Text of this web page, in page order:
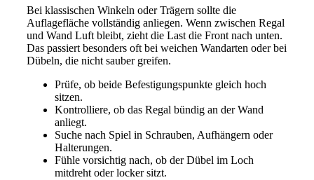
Bei klassischen Winkeln oder Trägern sollte die
Auflagefläche vollständig anliegen. Wenn zwischen Regal
und Wand Luft bleibt, zieht die Last die Front nach unten.
Das passiert besonders oft bei weichen Wandarten oder bei
Dübeln, die nicht sauber greifen.
Prüfe, ob beide Befestigungspunkte gleich hoch
sitzen.
Kontrolliere, ob das Regal bündig an der Wand
anliegt.
Suche nach Spiel in Schrauben, Aufhängern oder
Halterungen.
Fühle vorsichtig nach, ob der Dübel im Loch
mitdreht oder locker sitzt.